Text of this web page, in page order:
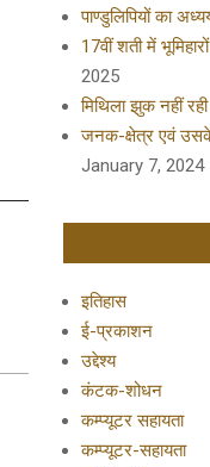
पाण्डुलिपियों का
17वीं शती में
2025
मिथिला झुक नहीं
जनक-क्षेत्र एवं उसके
January 7, 2024
इतिहास
ई-प्रकाशन
उद्देश्य
कंटक-शोधन
कम्प्यूटर सहायता
कम्प्यूटर-सहायता